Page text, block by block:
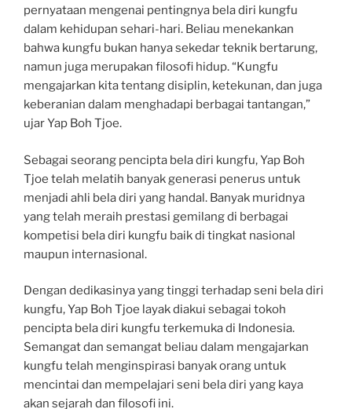
pernyataan mengenai pentingnya bela diri kungfu
dalam kehidupan sehari-hari. Beliau menekankan
bahwa kungfu bukan hanya sekedar teknik bertarung,
namun juga merupakan filosofi hidup. “Kungfu
mengajarkan kita tentang disiplin, ketekunan, dan juga
keberanian dalam menghadapi berbagai tantangan,”
ujar Yap Boh Tjoe.
Sebagai seorang pencipta bela diri kungfu, Yap Boh
Tjoe telah melatih banyak generasi penerus untuk
menjadi ahli bela diri yang handal. Banyak muridnya
yang telah meraih prestasi gemilang di berbagai
kompetisi bela diri kungfu baik di tingkat nasional
maupun internasional.
Dengan dedikasinya yang tinggi terhadap seni bela diri
kungfu, Yap Boh Tjoe layak diakui sebagai tokoh
pencipta bela diri kungfu terkemuka di Indonesia.
Semangat dan semangat beliau dalam mengajarkan
kungfu telah menginspirasi banyak orang untuk
mencintai dan mempelajari seni bela diri yang kaya
akan sejarah dan filosofi ini.